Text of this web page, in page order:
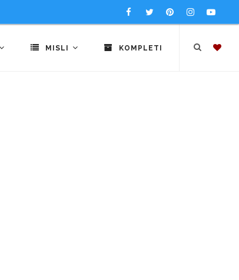
MISLI KOMPLETI